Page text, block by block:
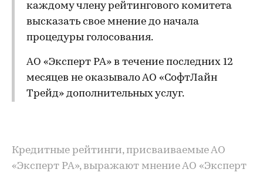
каждому члену рейтингового комитета
высказать свое мнение до начала
процедуры голосования.
АО «Эксперт РА» в течение последних 12
месяцев не оказывало АО «СофтЛайн
Трейд» дополнительных услуг.
Кредитные рейтинги, присваиваемые АО
«Эксперт РА», выражают мнение АО «Эксперт